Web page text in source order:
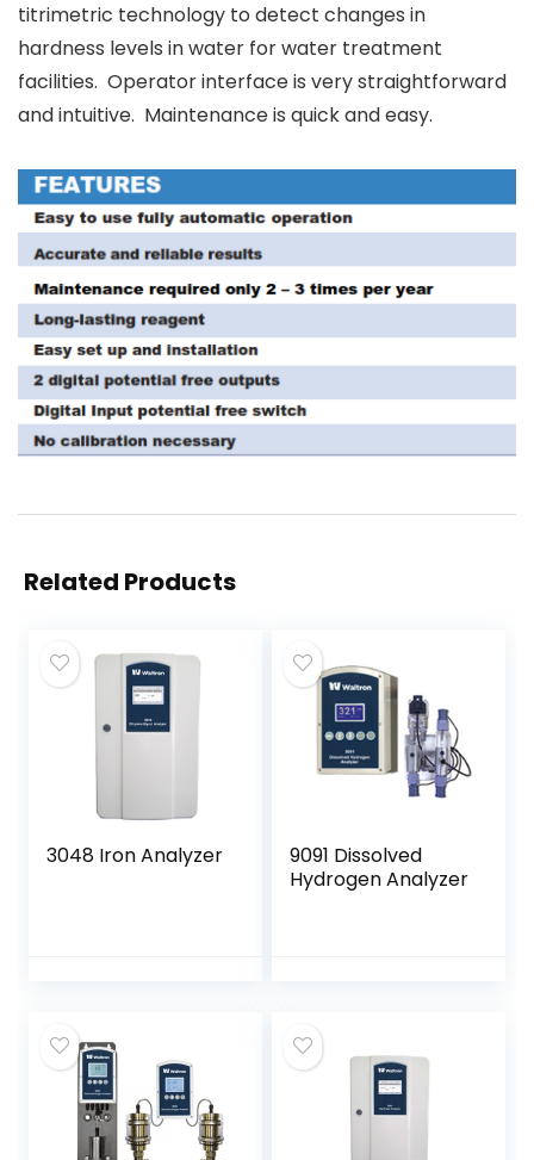
titrimetric technology to detect changes in
hardness levels in water for water treatment
facilities. Operator interface is very straightforward
and intuitive. Maintenance is quick and easy.
Related Products
3048 Iron Analyzer
9091 Dissolved
Hydrogen Analyzer